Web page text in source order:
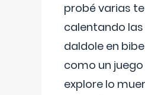
probé varias
calentando
daldole en
como un juego
explore lo